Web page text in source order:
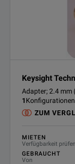
Keysight
Adapter; 2.4 mm
1
ZUM
MIETEN
Verfügbarkeit prüfen
GEBRAUCHT
Von